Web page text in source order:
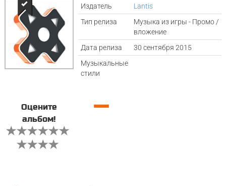
Издатель
Lantis
Тип релиза
Музыка из игры - Промо /
вложение
Дата релиза
30 сентября 2015
Музыкальные
стили
Оцените
альбом!
—